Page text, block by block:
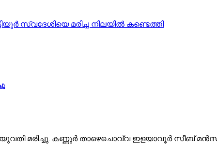
സ്വദേശിയെ മരിച്ച നിലയിൽ കണ്ടെത്തി
മരിച്ചു. കണ്ണുർ താഴെചൊവ്വ ഇളയാവൂർ സീബ്